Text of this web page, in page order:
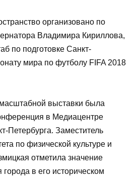
организовано по
Владимира Кириллова,
по подготовке Санкт-
мира по футболу FIFA 2018
выставки была
в Медиацентре
Петербурга. Заместитель
по физической культуре и
отметила значение
города в его историческом